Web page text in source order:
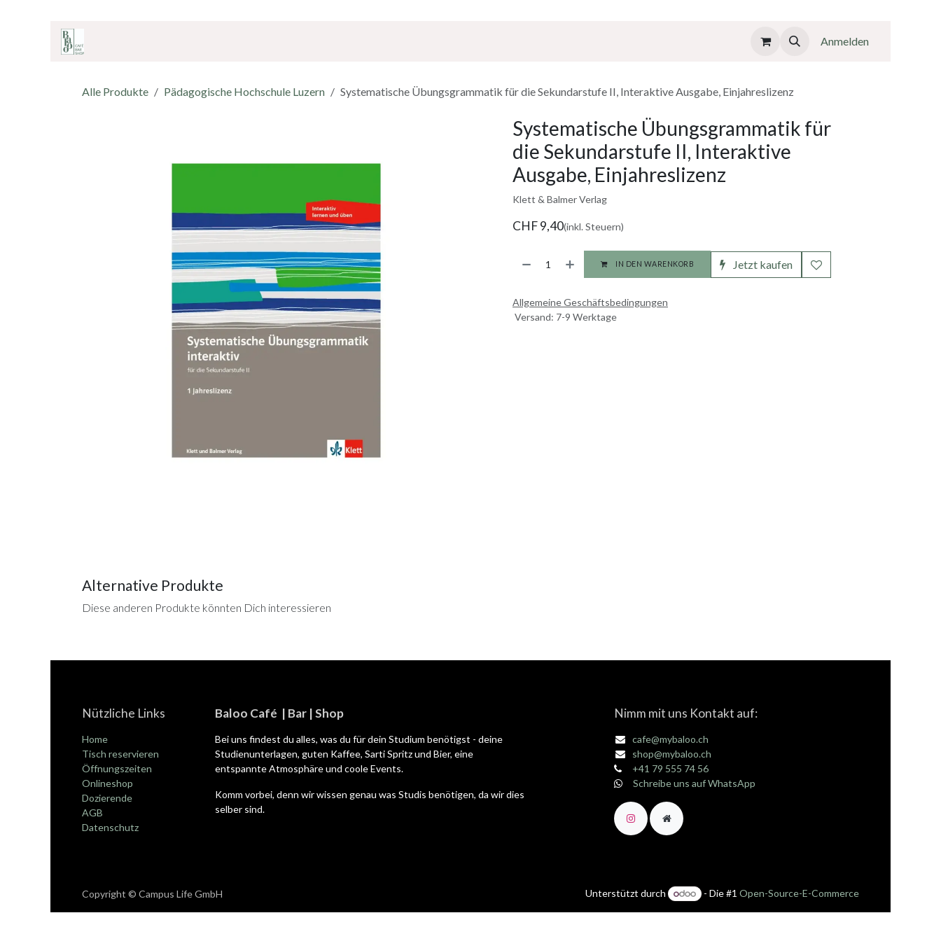
Anmelden
Alle Produkte Pädagogische Hochschule Luzern Systematische Übungsgrammatik für die Sekundarstufe II, Interaktive Ausgabe, Einjahreslizenz
Systematische Übungsgrammatik für
die Sekundarstufe II, Interaktive
Ausgabe, Einjahreslizenz
Klett & Balmer Verlag
CHF9,40(inkl. Steuern)
IN DEN WARENKORB Jetzt kaufen
Allgemeine Geschäftsbedingungen
Versand: 7-9 Werktage
Alternative Produkte
Diese anderen Produkte könnten Dich interessieren
Nützliche Links
Home
Tisch reservieren
Öffnungszeiten
Onlineshop
Dozierende
AGB
Datenschutz
Baloo Café | Bar | Shop
Bei uns findest du alles, was du für dein Studium benötigst - deine
Studienunterlagen, guten Kaffee, Sarti Spritz und Bier, eine
entspannte Atmosphäre und coole Events.
Komm vorbei, denn wir wissen genau was Studis benötigen, da wir dies
selber sind.
Nimm mit uns Kontakt auf:
cafe@mybaloo.ch
shop@mybaloo.ch
+41 79 555 74 56
Schreibe uns auf WhatsApp
Copyright © Campus Life GmbH Unterstützt durch - Die #1 Open-Source-E-Commerce